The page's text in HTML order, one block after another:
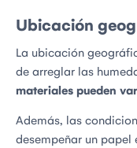
Ubicación
La ubicación
de arreglar las
materiales pueden
Además, las
desempeñar un